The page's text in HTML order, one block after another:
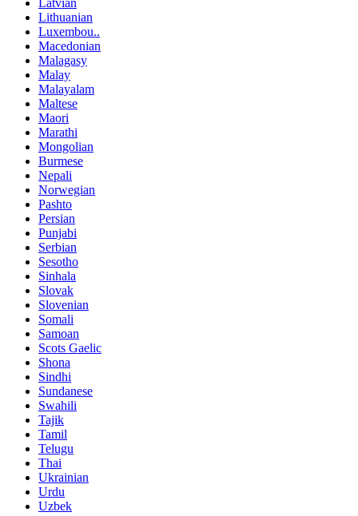
Lithuanian
Luxembou..
Macedonian
Malagasy
Malay
Malayalam
Maltese
Maori
Marathi
Mongolian
Burmese
Nepali
Norwegian
Pashto
Persian
Punjabi
Serbian
Sesotho
Sinhala
Slovak
Slovenian
Somali
Samoan
Scots Gaelic
Shona
Sindhi
Sundanese
Swahili
Tajik
Tamil
Telugu
Thai
Ukrainian
Urdu
Uzbek